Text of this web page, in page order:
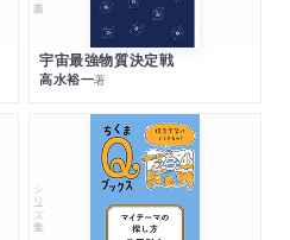
宇宙最強物質決定戦
高水裕一著
シリーズ・全集